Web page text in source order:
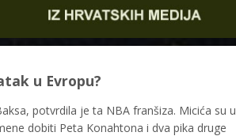
u Evropu?
potvrdila je ta NBA franšiza. Micića su u
dobiti Peta Konahtona i dva pika druge